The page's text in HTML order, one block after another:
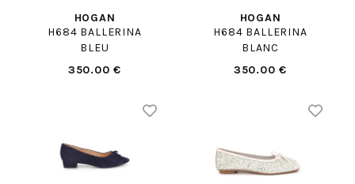
HOGAN
H684 BALLERINA
BLEU
350.00 €
HOGAN
H684 BALLERINA
BLANC
350.00 €